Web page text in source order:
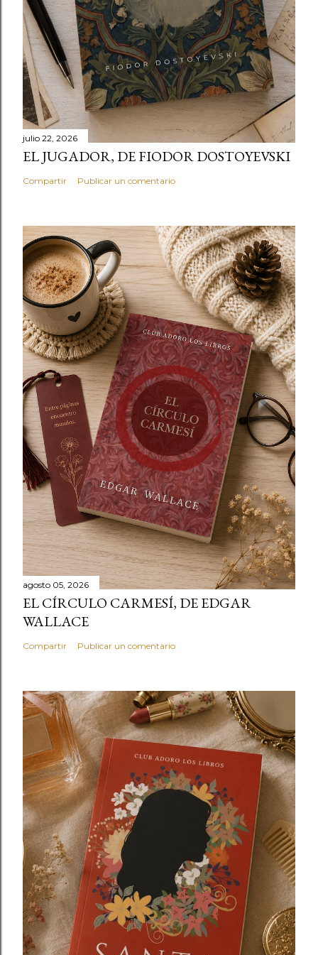
julio 22, 2026
EL JUGADOR, DE FIODOR DOSTOYEVSKI
Compartir Publicar un comentario
agosto 05, 2026
EL CÍRCULO CARMESÍ, DE EDGAR
WALLACE
Compartir Publicar un comentario